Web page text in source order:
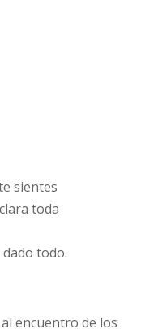
sientes
toda
todo.
encuentro de los